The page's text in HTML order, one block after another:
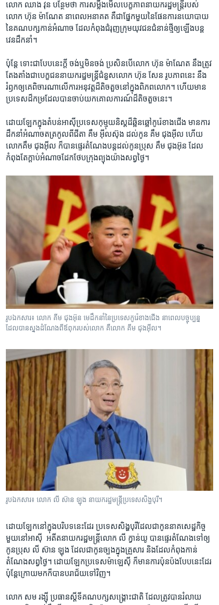
លោក​ ឈាង វុន​ បន្ថែម​ថា ការ​សម្លឹង​មើល​បេក្ខភាព​នាយក​រដ្ឋមន្ត្រី​របស់​
លោក ​ហ៊ុន ម៉ាណែត ​នាពេល​អនាគត​ គឺ​ជា​ផ្នែក​មួយ​នៃ​ផែនការ​នយោបាយ​
នៃ​គណបក្ស​កាន់​អំណាច​ ដែល​កំពុង​ជំរុញ​ក្រុម​យុវជន​ជំនាន់​ថ្មី​ឲ្យ​ឡើង​បន្ត​
វេន​ដឹក​នាំ។
ប៉ុន្តែ ​ទោះជា​បែប​នេះ​ក្តី ​ចង់​ឬមិន​ចង់​ ប្រសិន​បើ​លោក​ ហ៊ុន ម៉ាណែត​ នឹង​ត្រូវ​
តែងតាំង​ជាបេក្ខជន​នាយក​រដ្ឋ​មន្ត្រី​ជំនួស​លោក ​ហ៊ុន សែន ​រូប​ភាព​នេះ​ នឹង​
រំឭក​ឲ្យ​គេ​ពិចារណា​លើ​ការ​អនុវត្ត​ដ៏​តិចតួច​នៅ​ក្នុង​ពិភព​លោក។ ​ហើយ​មាន​
ប្រទេស​ដ៏​កម្រ​ដែល​បាន​ចាប់​យកគោល​ការណ៍​ដ៏​តិចតួច​នេះ។​
ដោយឡែក​ក្នុង​តំបន់​អាស៊ីប្រទេស​កុម្មុយ​និស្ត​ដ៏​ឆ្អិន​ឆ្អៅ​កូរ៉េ​ខាងជើង​ មាន​ការ​
ដឹក​នាំ​អំណាច​ត​ត្រកូល​ពី​ជីតា គឹម អ៊ីលស៊ុង ​ដល់​កូន ​គឹម ជុងអ៊ីល​ ហើយ​
លោក​គឹម​ ជុងអ៊ីល​ ក៏​បាន​ផ្ទេរ​តំណែង​បន្ត​ដល់​កូន​ប្រុស ​គឹម ជុងអ៊ុន ​ដែល​
កំពុង​តែ​ក្តាប់​អំណាច​ដែក​ថែប​ក្រុង​ព្យុងយ៉ាង​សព្វថ្ងៃ។​
រូបឯកសារ៖ លោក គីម ជុងអ៊ុន មេដឹកនាំនៃ​ប្រទេស​កូរ៉េខាងជើង នាពេលបច្ចុប្បន្ន
ដែលបាន​ស្នងដំណែង​ពីឪពុករបស់លោក គឺលោក គីម ជុងអ៊ីល។
រូបឯកសារ៖ លោក លី ស៊ាន ឡុង នាយករដ្ឋមន្រ្តី​ប្រទេស​សិង្ហបុរី។
ដោយឡែក​នៅ​ក្នុង​បរិបទ​នេះ​ដែរ ​ប្រទេស​សិង្ហ​បុរី​ដែល​ជា​កូន​នាគ​សេដ្ឋកិច្ច​
មួយ​នៅ​អាស៊ី ​ អតីត​នាយក​រដ្ឋ​មន្ត្រី​លោក​ លី ក្វាន់យូ​ បាន​ផ្ទេរ​តំណែង​ទៅ​ឲ្យ​
កូន​ប្រុស​ លី ស៊ាន ឡុង ​ដែល​ជាកូន​ច្បង​ក្នុង​គ្រួសារ ​និង​ដែល​កំពុង​កាន់​
តំណែង​សព្វថ្ងៃ។ ​ដោយឡែក​ប្រទេស​ម៉ាឡេស៊ី​ ក៏មាន​ការ​ប៉ុន​ប៉ង​បែប​នេះ​ដែរ​
ប៉ុន្តែ​ក្រោយ​មក​ក៏​បាន​បរាជ័យ​ទៅ​វិញ។​
លោក​ សម រង្ស៊ី ​ប្រធាន​ស្តីទី​គណបក្ស​សង្គ្រោះ​ជាតិ​ ដែល​ត្រូវ​បាន​រំលាយ​